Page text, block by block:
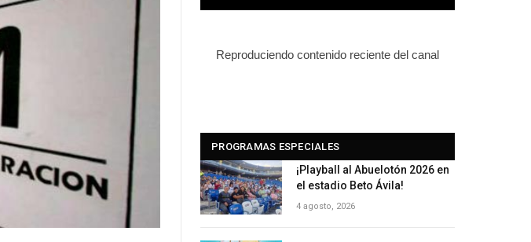
Reproduciendo contenido reciente del canal
PROGRAMAS ESPECIALES
¡Playball al Abuelotón 2026 en
el estadio Beto Ávila!
4 agosto, 2026